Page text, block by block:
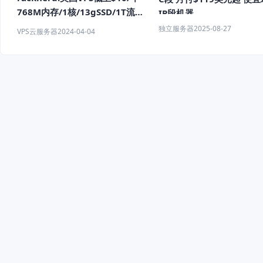
768M内存/1核/13gSSD/1T流量
多机房可选
VPS云服务器2024-04-04
IP段机器
独立服务器2025-08-27